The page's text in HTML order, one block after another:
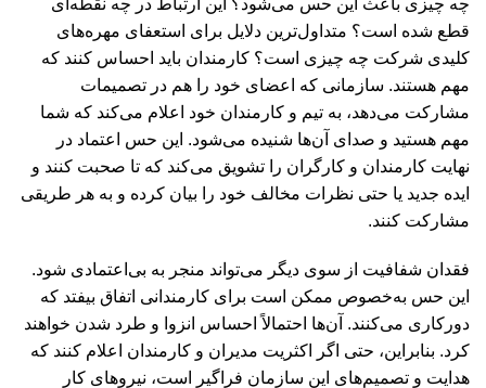
قطع شده است؟ متداول‌ترین دلایل برای استعفای مهره‌های
کلیدی شرکت چه چیزی است؟ کارمندان باید احساس کنند که
مهم هستند. سازمانی که اعضای خود را هم در تصمیمات
مشارکت می‌دهد، به تیم و کارمندان خود اعلام می‌کند که شما
مهم هستید و صدای آن‌ها شنیده می‌شود. این حس اعتماد در
نهایت کارمندان و کارگران را تشویق می‌کند که تا صحبت کنند و
ایده جدید یا حتی نظرات مخالف خود را بیان کرده و به هر طریقی
مشارکت کنند.
فقدان شفافیت از سوی دیگر می‌تواند منجر به بی‌اعتمادی شود.
این حس به‌خصوص ممکن است برای کارمندانی اتفاق بیفتد که
دورکاری می‌کنند. آن‌ها احتمالاً احساس انزوا و طرد شدن خواهند
کرد. بنابراین، حتی اگر اکثریت مدیران و کارمندان اعلام کنند که
هدایت و تصمیم‌های این سازمان فراگیر است، نیروهای کار